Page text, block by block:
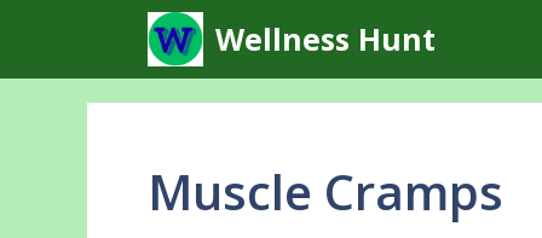
content
Wellness Hunt
Muscle Cramps